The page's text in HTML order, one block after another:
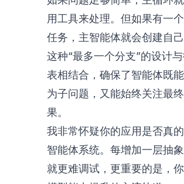
用工具来处理。但如果有一
任务，主智能体就会创建自己
这种“最多一个分支”的设计
表相结合，确保了智能体既
为子问题，又能始终关注最
果。
我非常怀疑你的应用是否真
智能体系统。每增加一层抽
就更难调试，更重要的是，